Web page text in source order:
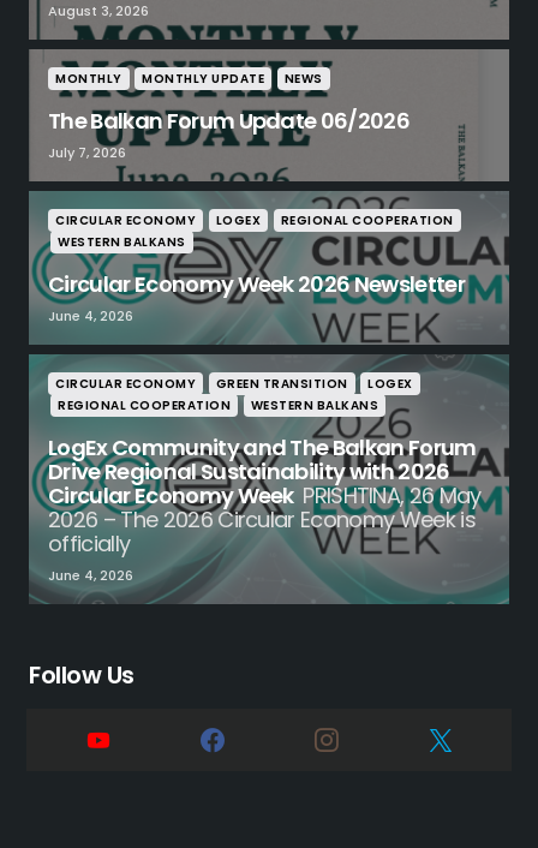
August 3, 2026
MONTHLY MONTHLY UPDATE NEWS
The Balkan Forum Update 06/2026
July 7, 2026
CIRCULAR ECONOMY LOGEX
REGIONAL COOPERATION
WESTERN BALKANS
Circular Economy Week 2026 Newsletter
June 4, 2026
CIRCULAR ECONOMY GREEN TRANSITION
LOGEX
REGIONAL COOPERATION
WESTERN BALKANS
LogEx Community and The Balkan Forum
Drive Regional Sustainability with 2026
Circular Economy Week PRISHTINA, 26 May
2026 – The 2026 Circular Economy Week is
officially
June 4, 2026
Follow Us